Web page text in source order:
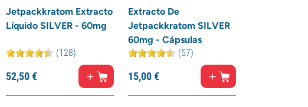
Jetpackkratom Extracto
Líquido SILVER - 60mg
(128)
52,50€
Extracto De
Jetpackkratom SILVER
60mg - Cápsulas
(57)
15,00€